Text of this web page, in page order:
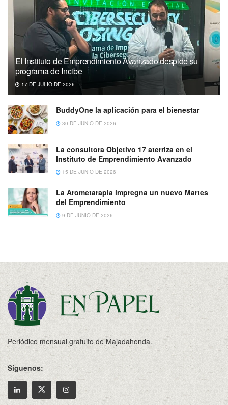
El Instituto de Emprendimiento Avanzado despide su
programa de Incibe
17 DE JULIO DE 2026
BuddyOne la aplicación para el bienestar
30 DE JUNIO DE 2026
La consultora Objetivo 17 aterriza en el
Instituto de Emprendimiento Avanzado
15 DE JUNIO DE 2026
La Arometarapia impregna un nuevo Martes
del Emprendimiento
9 DE JUNIO DE 2026
Periódico mensual gratuito de Majadahonda.
Síguenos: